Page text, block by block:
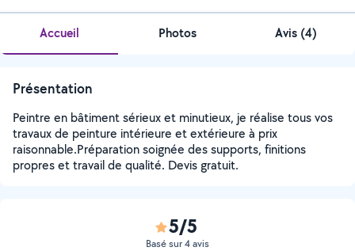
Accueil Photos Avis (4)
Présentation
Peintre en bâtiment sérieux et minutieux, je réalise tous vos
travaux de peinture intérieure et extérieure à prix
raisonnable.Préparation soignée des supports, finitions
propres et travail de qualité. Devis gratuit.
5/5
Basé sur 4 avis